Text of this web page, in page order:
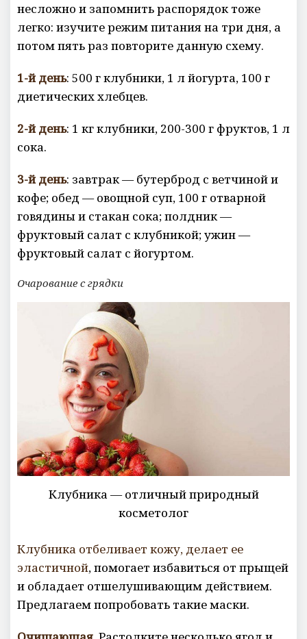
несложно и запомнить распорядок тоже
легко: изучите режим питания на три дня, а
потом пять раз повторите данную схему.
1-й день: 500 г клубники, 1 л йогурта, 100 г
диетических хлебцев.
2-й день: 1 кг клубники, 200-300 г фруктов, 1 л
сока.
3-й день: завтрак — бутерброд с ветчиной и
кофе; обед — овощной суп, 100 г отварной
говядины и стакан сока; полдник —
фруктовый салат с клубникой; ужин —
фруктовый салат с йогуртом.
Очарование с грядки
Клубника — отличный природный
косметолог
Клубника отбеливает кожу, делает ее
эластичной, помогает избавиться от прыщей
и обладает отшелушивающим действием.
Предлагаем попробовать такие маски.